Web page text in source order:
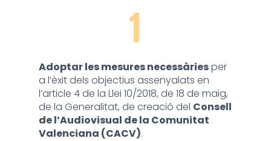
1
Adoptar les mesures necessàriesper
a l’èxit dels objectius assenyalats en
l’article 4 de la Llei 10/2018, de 18 de maig,
de la Generalitat, de creació del Consell
de l’Audiovisual de la Comunitat
Valenciana (CACV).